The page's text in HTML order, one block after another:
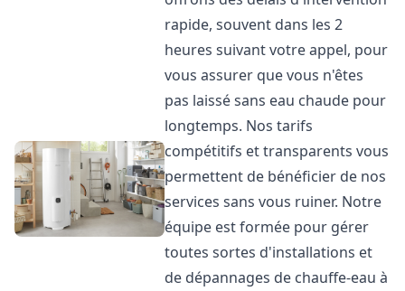
rapide, souvent dans les 2
heures suivant votre appel, pour
vous assurer que vous n'êtes
pas laissé sans eau chaude pour
longtemps. Nos tarifs
compétitifs et transparents vous
permettent de bénéficier de nos
services sans vous ruiner. Notre
équipe est formée pour gérer
toutes sortes d'installations et
de dépannages de chauffe-eau à